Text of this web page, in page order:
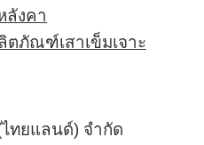
ลังคา
ภัณฑ์เสาเข็มเจาะ
ทยแลนด์) จำกัด